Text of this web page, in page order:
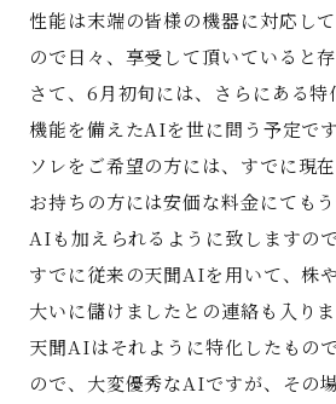
性能は末端の皆様の機器に対応し
ので日々、享受して頂いていると存
さて、6月初旬には、さらにある特
機能を備えたAIを世に問う予定です
ソレをご希望の方には、すでに現
お持ちの方には安価な料金にても
AIも加えられるように致しますの
すでに従来の天聞AIを用いて、株
大いに儲けましたとの連絡も入り
天聞AIはそれように特化したもの
ので、大変優秀なAIですが、その